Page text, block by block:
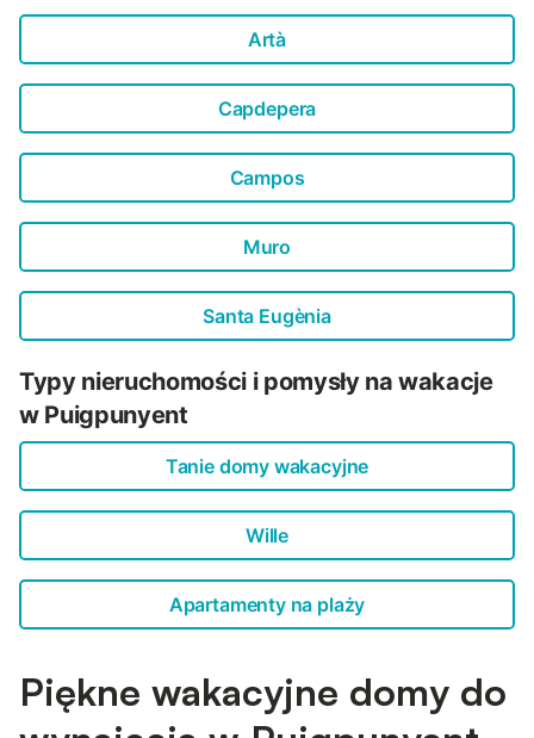
Artà
Capdepera
Campos
Muro
Santa Eugènia
Typy nieruchomości i pomysły na wakacje
w Puigpunyent
Tanie domy wakacyjne
Wille
Apartamenty na plaży
Piękne wakacyjne domy do